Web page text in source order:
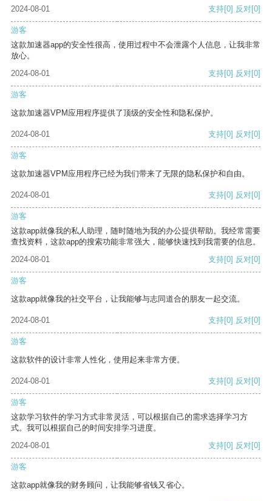
2024-08-01 支持[0] 反对[0]
游客
这款加速器app的安全性很高，使用过程中不会泄露个人信息，让我非常
放心。
2024-08-01
支持[0] 反对[0]
游客
这款加速器VPM应用程序提供了顶级的安全性和隐私保护。
2024-08-01 支持[0] 反对[0]
游客
这款加速器VPM应用程序已经为我们带来了无限的隐私保护和自由。
2024-08-01 支持[0] 反对[0]
游客
这款app就像我的私人助理，随时随地为我的办公提供帮助。我经常需要
查找资料，这款app的搜索功能非常强大，能够快速找到我需要的信息。
2024-08-01
支持[0] 反对[0]
游客
这款app就像我的社交平台，让我能够与志同道合的朋友一起交流。
2024-08-01 支持[0] 反对[0]
游客
这款软件的设计非常人性化，使用起来非常方便。
2024-08-01 支持[0] 反对[0]
游客
这款学习软件的学习方式非常灵活，可以根据自己的需求选择学习方
式。我可以根据自己的时间安排学习进度。
2024-08-01
支持[0] 反对[0]
游客
这款app就像我的财务顾问，让我能够省钱又省心。